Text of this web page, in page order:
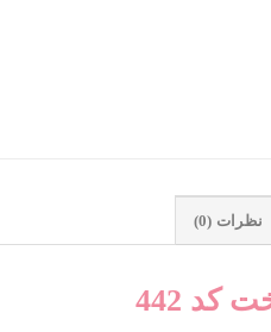
نظرات (0)
کد 442